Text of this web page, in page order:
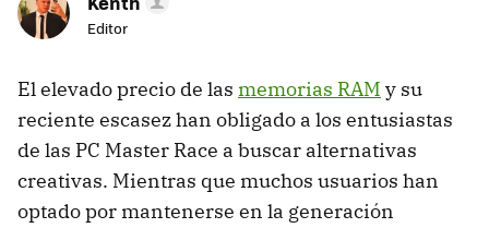
Editor
El elevado precio de las memorias RAM y su
reciente escasez han obligado a los entusiastas
de las PC Master Race a buscar alternativas
creativas. Mientras que muchos usuarios han
optado por mantenerse en la generación